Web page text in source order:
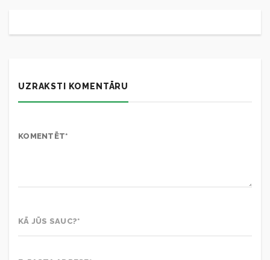
UZRAKSTI KOMENTĀRU